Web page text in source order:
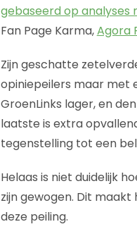
gebaseerd op analyses
Fan Page Karma,Agora
Zijn geschatte
opiniepeilers maar met
GroenLinks lager, en
laatste is extra
tegenstelling tot een
Helaas is niet duidelijk
zijn gewogen. Dit
deze peiling.